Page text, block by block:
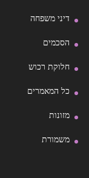
דיני משפחה
הסכמים
חלוקת רכוש
כל המאמרים
מזונות
משמורת